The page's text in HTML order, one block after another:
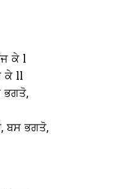
ਕੇ l
ਕੇ ll
ਭਗਤੋ,
ਬਸ ਭਗਤੋ,